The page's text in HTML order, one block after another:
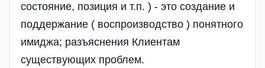
состояние, позиция и т.п. ) - это создание и
поддержание ( воспроизводство ) понятного
имиджа; разъяснения Клиентам
существующих проблем.